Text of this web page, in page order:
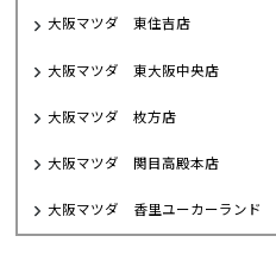
大阪マツダ 東住吉店
大阪マツダ 東大阪中央店
大阪マツダ 枚方店
大阪マツダ 関目高殿本店
大阪マツダ 香里ユーカーランド